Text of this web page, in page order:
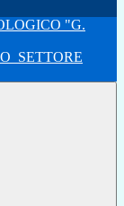
SETTORE